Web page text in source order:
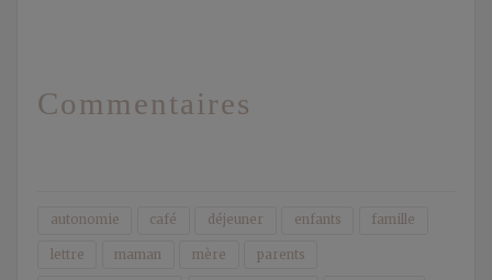
Commentaires
autonomie café déjeuner enfants famille
lettre maman mère parents